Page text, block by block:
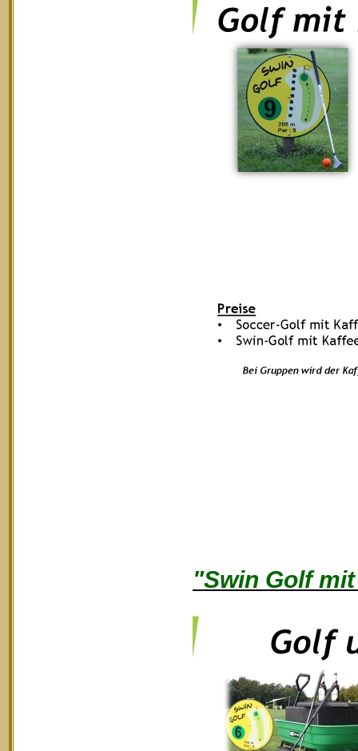
"Swin Golf